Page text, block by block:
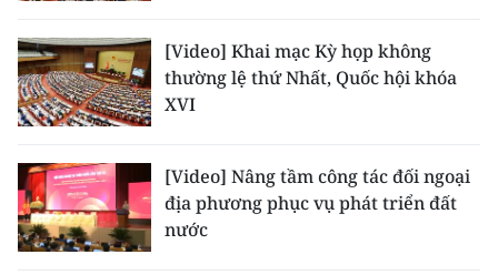
[Video] Khai mạc Kỳ họp không
thường lệ thứ Nhất, Quốc hội khóa
XVI
[Video] Nâng tầm công tác đối ngoại
địa phương phục vụ phát triển đất
nước